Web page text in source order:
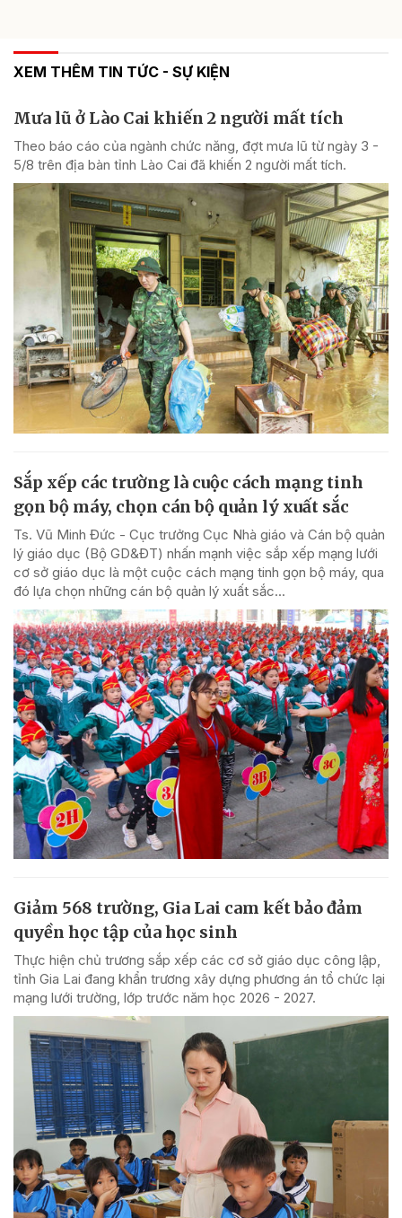
XEM THÊM TIN TỨC - SỰ KIỆN
Mưa lũ ở Lào Cai khiến 2 người mất tích
Theo báo cáo của ngành chức năng, đợt mưa lũ từ ngày 3 -
5/8 trên địa bàn tỉnh Lào Cai đã khiến 2 người mất tích.
Sắp xếp các trường là cuộc cách mạng tinh
gọn bộ máy, chọn cán bộ quản lý xuất sắc
Ts. Vũ Minh Đức - Cục trưởng Cục Nhà giáo và Cán bộ quản
lý giáo dục (Bộ GD&ĐT) nhấn mạnh việc sắp xếp mạng lưới
cơ sở giáo dục là một cuộc cách mạng tinh gọn bộ máy, qua
đó lựa chọn những cán bộ quản lý xuất sắc...
Giảm 568 trường, Gia Lai cam kết bảo đảm
quyền học tập của học sinh
Thực hiện chủ trương sắp xếp các cơ sở giáo dục công lập,
tỉnh Gia Lai đang khẩn trương xây dựng phương án tổ chức lại
mạng lưới trường, lớp trước năm học 2026 - 2027.